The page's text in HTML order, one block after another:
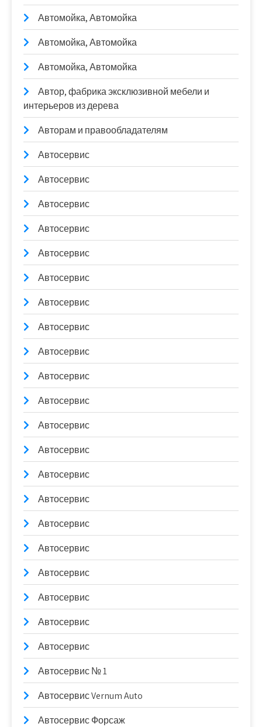
Автомойка, Автомойка
Автомойка, Автомойка
Автомойка, Автомойка
Автор, фабрика эксклюзивной мебели и
интерьеров из дерева
Авторам и правообладателям
Автосервис
Автосервис
Автосервис
Автосервис
Автосервис
Автосервис
Автосервис
Автосервис
Автосервис
Автосервис
Автосервис
Автосервис
Автосервис
Автосервис
Автосервис
Автосервис
Автосервис
Автосервис
Автосервис
Автосервис
Автосервис
Автосервис № 1
Автосервис Vernum Auto
Автосервис Форсаж